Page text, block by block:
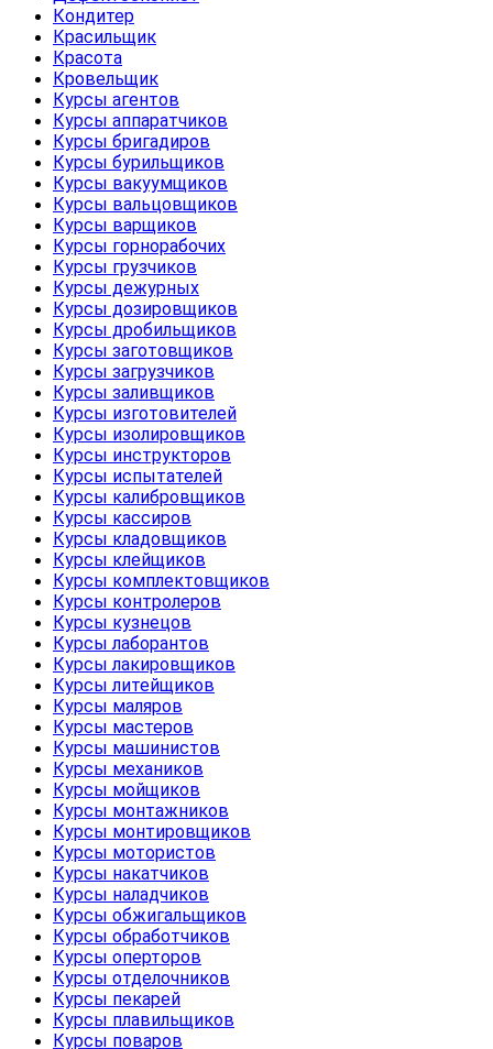
Кондитер
Красильщик
Красота
Кровельщик
Курсы агентов
Курсы аппаратчиков
Курсы бригадиров
Курсы бурильщиков
Курсы вакуумщиков
Курсы вальцовщиков
Курсы варщиков
Курсы горнорабочих
Курсы грузчиков
Курсы дежурных
Курсы дозировщиков
Курсы дробильщиков
Курсы заготовщиков
Курсы загрузчиков
Курсы заливщиков
Курсы изготовителей
Курсы изолировщиков
Курсы инструкторов
Курсы испытателей
Курсы калибровщиков
Курсы кассиров
Курсы кладовщиков
Курсы клейщиков
Курсы комплектовщиков
Курсы контролеров
Курсы кузнецов
Курсы лаборантов
Курсы лакировщиков
Курсы литейщиков
Курсы маляров
Курсы мастеров
Курсы машинистов
Курсы механиков
Курсы мойщиков
Курсы монтажников
Курсы монтировщиков
Курсы мотористов
Курсы накатчиков
Курсы наладчиков
Курсы обжигальщиков
Курсы обработчиков
Курсы оперторов
Курсы отделочников
Курсы пекарей
Курсы плавильщиков
Курсы поваров